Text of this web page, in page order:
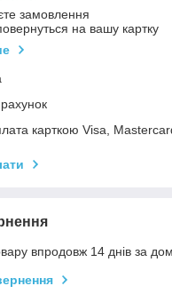
замовлення
на вашу картку
карткою Visa,
впродовж 14 днів за